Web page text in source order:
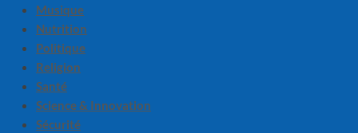
Musique
Nutrition
Politique
Religion
Santé
Science & Innovation
Sécurité